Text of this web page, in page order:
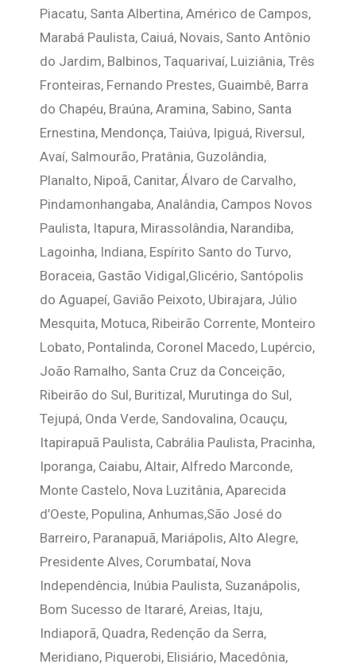
Piacatu, Santa Albertina, Américo de Campos,
Marabá Paulista, Caiuá, Novais, Santo Antônio
do Jardim, Balbinos, Taquarivaí, Luiziânia, Três
Fronteiras, Fernando Prestes, Guaimbê, Barra
do Chapéu, Braúna, Aramina, Sabino, Santa
Ernestina, Mendonça, Taiúva, Ipiguá, Riversul,
Avaí, Salmourão, Pratânia, Guzolândia,
Planalto, Nipoã, Canitar, Álvaro de Carvalho,
Pindamonhangaba, Analândia, Campos Novos
Paulista, Itapura, Mirassolândia, Narandiba,
Lagoinha, Indiana, Espírito Santo do Turvo,
Boraceia, Gastão Vidigal,Glicério, Santópolis
do Aguapeí, Gavião Peixoto, Ubirajara, Júlio
Mesquita, Motuca, Ribeirão Corrente, Monteiro
Lobato, Pontalinda, Coronel Macedo, Lupércio,
João Ramalho, Santa Cruz da Conceição,
Ribeirão do Sul, Buritizal, Murutinga do Sul,
Tejupá, Onda Verde, Sandovalina, Ocauçu,
Itapirapuã Paulista, Cabrália Paulista, Pracinha,
Iporanga, Caiabu, Altair, Alfredo Marconde,
Monte Castelo, Nova Luzitânia, Aparecida
d’Oeste, Populina, Anhumas,São José do
Barreiro, Paranapuã, Mariápolis, Alto Alegre,
Presidente Alves, Corumbataí, Nova
Independência, Inúbia Paulista, Suzanápolis,
Bom Sucesso de Itararé, Areias, Itaju,
Indiaporã, Quadra, Redenção da Serra,
Meridiano, Piquerobi, Elisiário, Macedônia,